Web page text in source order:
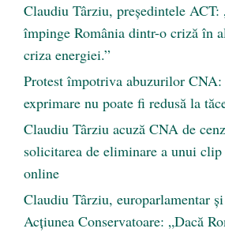
Claudiu Târziu, președintele ACT:
împinge România dintr-o criză în
criza energiei.”
Protest împotriva abuzurilor CNA:
exprimare nu poate fi redusă la
Claudiu Târziu acuză CNA de
solicitarea de eliminare a unui
online
Claudiu Târziu, europarlamentar
Acțiunea Conservatoare: „Dacă